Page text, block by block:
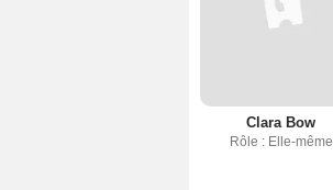
Clara Bow
Rôle : Elle-même